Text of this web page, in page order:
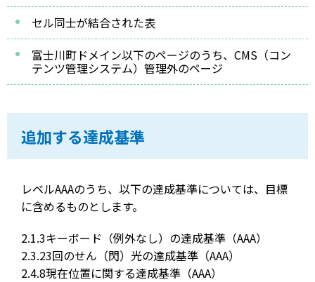
セル同士が結合された表
富士川町ドメイン以下のページのうち、CMS（コン
テンツ管理システム）管理外のページ
追加する達成基準
レベルAAAのうち、以下の達成基準については、目標
に含めるものとします。
2.1.3キーボード（例外なし）の達成基準（AAA）
2.3.23回のせん（閃）光の達成基準（AAA）
2.4.8現在位置に関する達成基準（AAA）